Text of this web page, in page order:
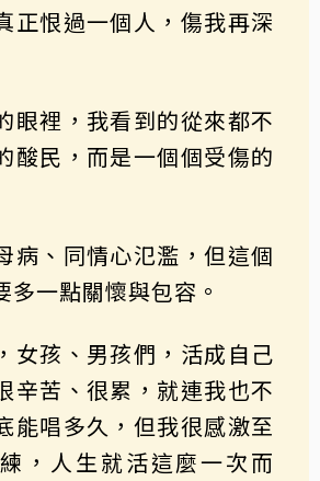
正恨過一個人，傷我再深
眼裡，我看到的從來都不
酸民，而是一個個受傷的
病、同情心氾濫，但這個
多一點關懷與包容。
女孩、男孩們，活成自己
辛苦、很累，就連我也不
能唱多久，但我很感激至
，人生就活這麼一次而